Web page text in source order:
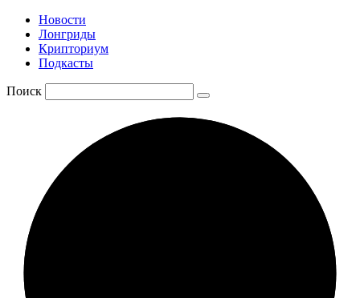
Новости
Лонгриды
Крипториум
Подкасты
Поиск